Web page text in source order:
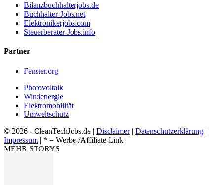
Bilanzbuchhalterjobs.de
Buchhalter-Jobs.net
Elektronikerjobs.com
Steuerberater-Jobs.info
Partner
Fenster.org
Photovoltaik
Windenergie
Elektromobilität
Umweltschutz
© 2026 - CleanTechJobs.de | Disclaimer| Datenschutzerklärung |
Impressum | * = Werbe-/Affiliate-Link
MEHR STORYS